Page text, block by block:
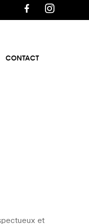
CONTACT
et